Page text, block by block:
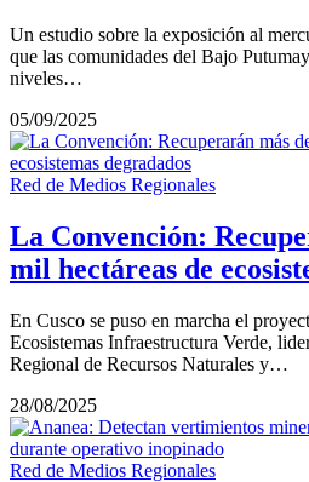
Un estudio sobre la exposición al
que las comunidades del Bajo
niveles…
05/09/2025
Red de Medios Regionales
La Convención:
mil hectáreas de
En Cusco se puso en marcha el
Ecosistemas Infraestructura Verde,
Regional de Recursos Naturales y…
28/08/2025
Red de Medios Regionales